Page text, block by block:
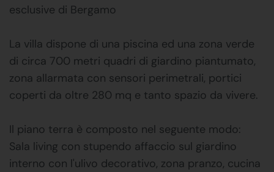
esclusive di Bergamo
La villa dispone di una piscina ed una zona verde
di circa 700 metri quadri di giardino piantumato,
zona allarmata con sensori perimetrali, portici
coperti da oltre 280 mq e tanto spazio da vivere.
Il piano terra è composto nel seguente modo:
Sala living con stupendo affaccio sul giardino
interno con l'ulivo decorativo, zona pranzo, cucina